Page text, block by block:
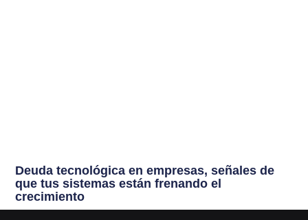
Deuda tecnológica en empresas, señales de
que tus sistemas están frenando el
crecimiento